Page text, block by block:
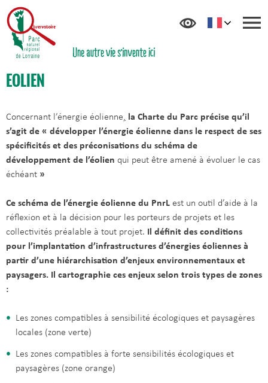
EOLIEN
Concernant l’énergie éolienne, la Charte du Parc précise qu’il
s’agit de « développer l’énergie éolienne dans le respect de ses
spécificités et des préconisations du schéma de
développement de l’éolien qui peut être amené à évoluer le cas
échéant »
Ce schéma de l’énergie éolienne du PnrL est un outil d’aide à la
réflexion et à la décision pour les porteurs de projets et les
collectivités préalable à tout projet.
Il définit des conditions
pour l’implantation d’infrastructures d’énergies éoliennes à
partir d’une hiérarchisation d’enjeux environnementaux et
paysagers. Il cartographie ces enjeux selon trois types de zones
:
Les zones compatibles à sensibilité écologiques et paysagères
locales (zone verte)
Les zones compatibles à forte sensibilités écologiques et
paysagères (zone orange)